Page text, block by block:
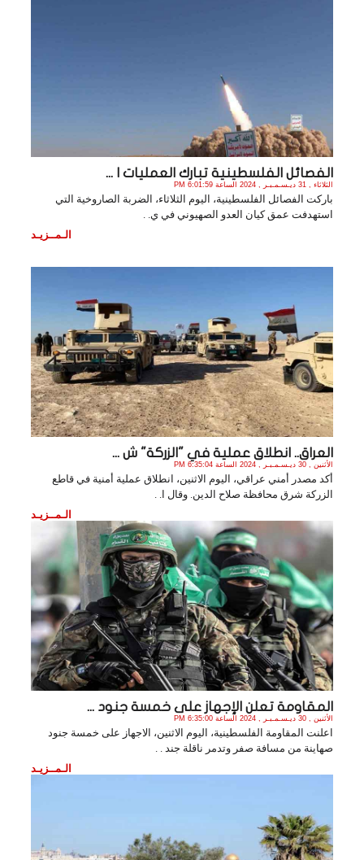
الفصائل الفلسطينية تبارك العمليات ا ...
الثلاثاء , 31 ديـسـمـبـر , 2024 الساعة 6:01:59 PM
باركت الفصائل الفلسطينية، اليوم الثلاثاء، الضربة الصاروخية التي
استهدفت عمق كيان العدو الصهيوني في ي. .
الـمــزيـد
العراق.. انطلاق عملية في "الزركة" ش ...
الأثنين , 30 ديـسـمـبـر , 2024 الساعة 6:35:04 PM
أكد مصدر أمني عراقي، اليوم الاثنين، انطلاق عملية أمنية في قاطع
الزركة شرق محافظة صلاح الدين. وقال ا. .
الـمــزيـد
المقاومة تعلن الإجهاز على خمسة جنود ...
الأثنين , 30 ديـسـمـبـر , 2024 الساعة 6:35:00 PM
اعلنت المقاومة الفلسطينية، اليوم الاثنين، الاجهاز على خمسة جنود
صهاينة من مسافة صفر وتدمر ناقلة جند . .
الـمــزيـد